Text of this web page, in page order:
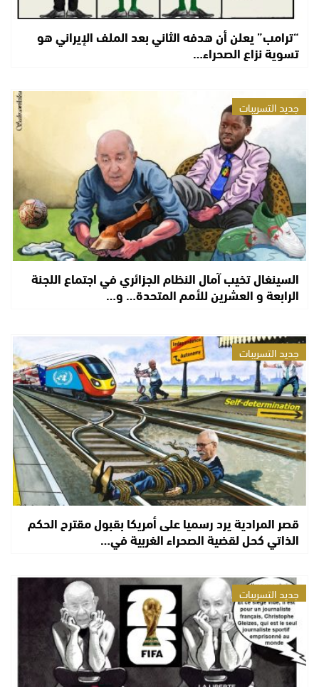
“ترامب” يعلن أن هدفه الثاني بعد الملف الإيراني هو
تسوية نزاع الصحراء…
جديد التسريبات
السينغال تخيب آمال النظام الجزائري في اجتماع اللجنة
الرابعة و العشرين للأمم المتحدة… و…
جديد التسريبات
قصر المرادية يرد رسميا على أمريكا بقبول مقترح الحكم
الذاتي كحل لقضية الصحراء الغربية في…
جديد التسريبات